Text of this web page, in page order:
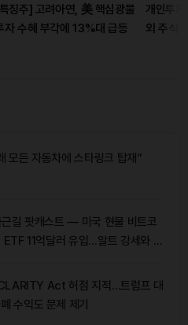
징주] 고려아연, 美 핵심광물
자 수혜 부각에 13%대 급등
개인투
외 주식
모든 자동차에 스타링크 탑재”
길 팟캐스트 — 미국 현물 비트코
ETF 11억달러 유입…알트 강세와 숏
Act 허점 지적…트럼프 대
수익도 문제 제기